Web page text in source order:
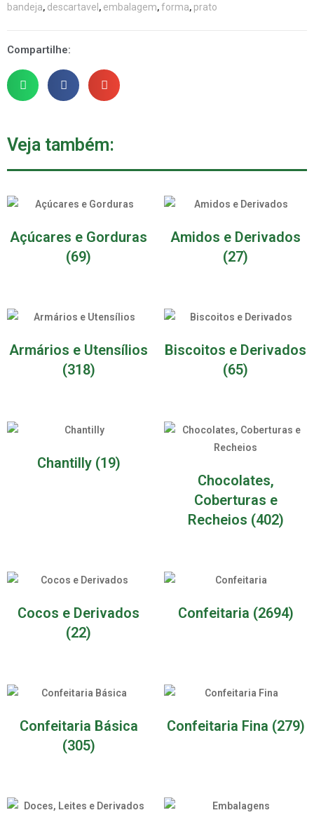
bandeja, descartavel , embalagem, forma, prato
Compartilhe:
Veja também:
Açúcares e Gorduras
(69)
Amidos e Derivados
(27)
Armários e Utensílios
(318)
Biscoitos e Derivados
(65)
Chantilly (19)
Chocolates,
Coberturas e
Recheios (402)
Cocos e Derivados
(22)
Confeitaria (2694)
Confeitaria Básica
(305)
Confeitaria Fina (279)